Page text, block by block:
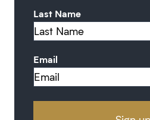
Last Name
Email